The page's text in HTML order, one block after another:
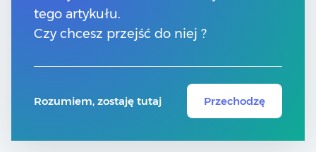
Numery telefonów
Znajdź Partnera Comarch
tego artykułu.
Czy chcesz przejść do niej ?
Rozumiem, zostaję tutaj Przechodzę